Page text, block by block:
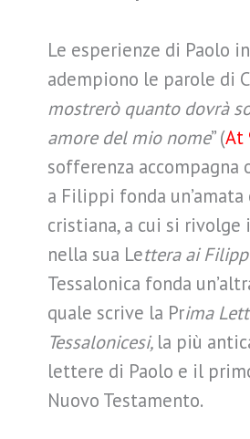
Le esperienze di Paolo
adempiono le parole di
mostrerò quanto dovrà
amore del mio nome” (At
sofferenza accompagna
a Filippi fonda
cristiana, a cui si rivolge
nella sua Lettera ai
Tessalonica fonda
quale scrive la Prima
Tessalonicesi, la più
lettere di Paolo e il
Nuovo Testamento.